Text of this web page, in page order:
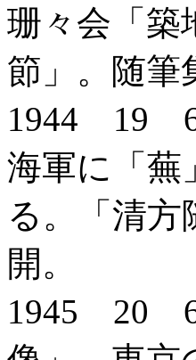
珊々会「築
節」。随筆
1944 19
海軍に「蕪
る。「清方
開。
1945 20